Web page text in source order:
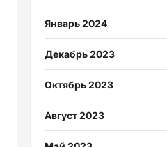
Январь 2024
Декабрь 2023
Октябрь 2023
Август 2023